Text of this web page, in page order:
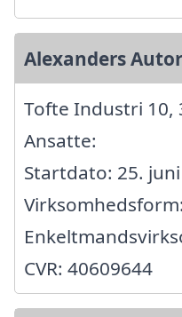
Alexanders
Tofte Industri 10,
Ansatte:
Startdato: 25.
Virksomhedsform:
CVR: 40609644